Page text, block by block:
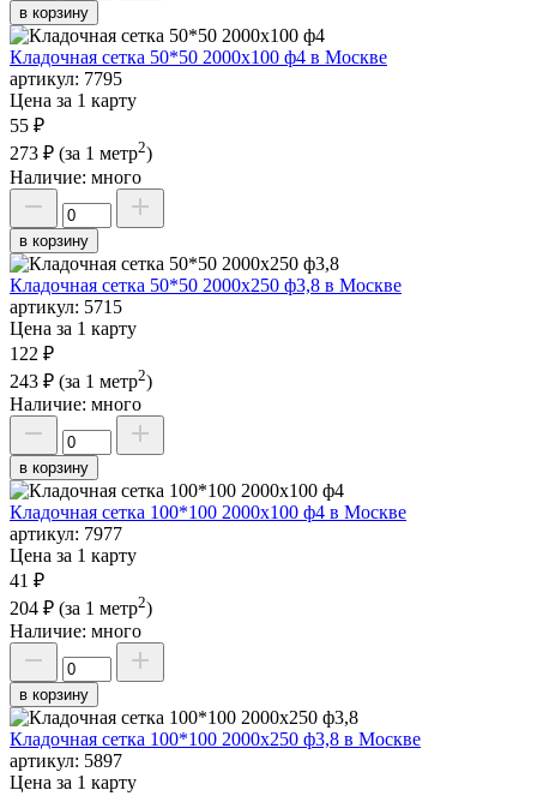
в корзину
Кладочная сетка 50*50 2000х100 ф4 в Москве
артикул: 7795
Цена за 1 карту
55 ₽
273 ₽ (за 1 метр2)
Наличие: много
в корзину
Кладочная сетка 50*50 2000х250 ф3,8 в Москве
артикул: 5715
Цена за 1 карту
122 ₽
243 ₽ (за 1 метр2)
Наличие: много
в корзину
Кладочная сетка 100*100 2000х100 ф4 в Москве
артикул: 7977
Цена за 1 карту
41 ₽
204 ₽ (за 1 метр2)
Наличие: много
в корзину
Кладочная сетка 100*100 2000х250 ф3,8 в Москве
артикул: 5897
Цена за 1 карту